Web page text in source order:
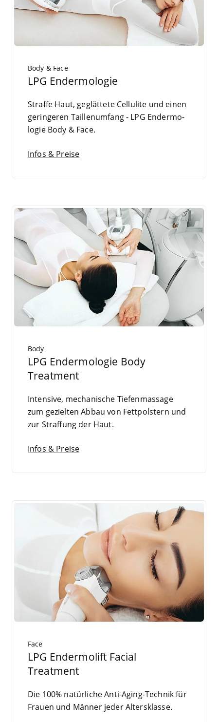
Body & Face
LPG Endermologie
Straf­fe Haut, geglät­te­te Cel­lu­li­te und einen
gerin­ge­ren Tail­len­um­fang - LPG Endermo­
lo­gie Body &Face.
Infos & Preise
Body
LPG Endermologie Body
Treatment
Inten­si­ve, mecha­ni­sche Tie­fen­mas­sa­ge
zum geziel­ten Abbau von Fett­pols­tern und
zur Straf­fung der Haut.
Infos & Preise
Face
LPG Endermolift Facial
Treatment
Die 100% natür­li­che Anti-Aging-Tech­nik für
Frau­en und Män­ner jeder Altersklasse.